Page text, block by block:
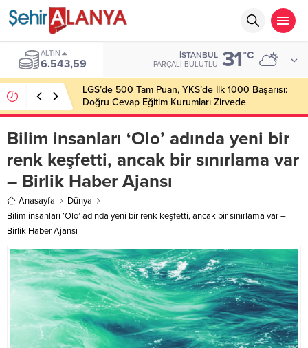
ALTIN
6.543,59
İSTANBUL
PARÇALI BULUTLU 31°C
LGS’de 500 Tam Puan, YKS’de İlk 1000 Başarısı:
Doğru Cevap Eğitim Kurumları Zirvede
Bilim insanları ‘Olo’ adında yeni bir
renk keşfetti, ancak bir sınırlama var
– Birlik Haber Ajansı
Anasayfa
Dünya
Bilim insanları ‘Olo’ adında yeni bir renk keşfetti, ancak bir sınırlama var –
Birlik Haber Ajansı